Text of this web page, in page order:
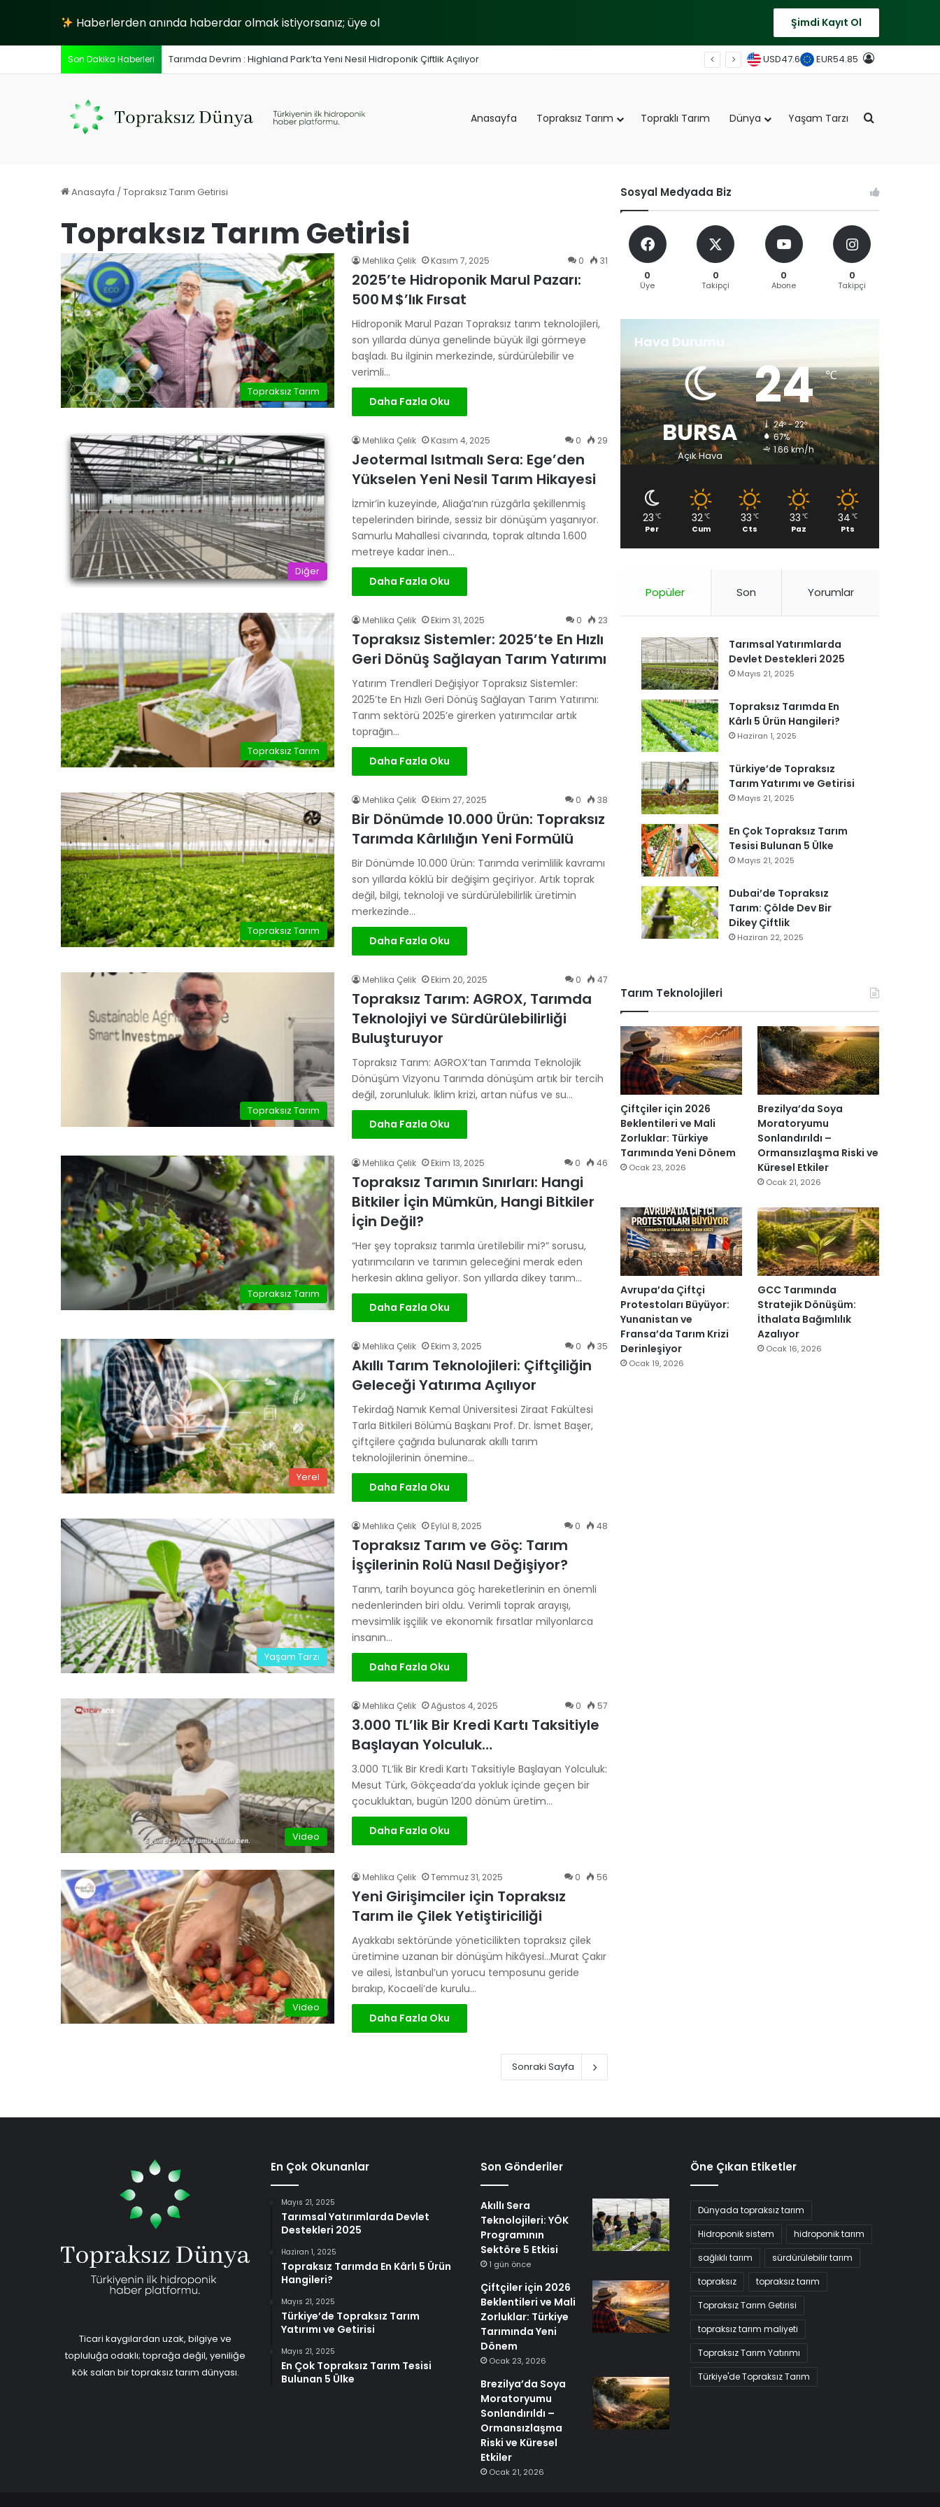
Haberlerden anında haberdar olmak istiyorsanız; üye ol Şimdi Kayıt Ol
Son Dakika Haberleri Tarımda Devrim : Highland Park’ta Yeni Nesil Hidroponik Çiftlik Açılıyor USD47.6 EUR54.85
Anasayfa Topraksız Tarım Topraklı Tarım Dünya Yaşam Tarzı Arama
Anasayfa /Topraksız Tarım Getirisi
Topraksız Tarım Getirisi
Topraksız Tarım
Mehlika Çelik Kasım 7, 2025 0 31
2025’te Hidroponik Marul Pazarı:
500 M $’lık Fırsat
Hidroponik Marul Pazarı Topraksız tarım teknolojileri,
son yıllarda dünya genelinde büyük ilgi görmeye
başladı. Bu ilginin merkezinde, sürdürülebilir ve
verimli…
Daha Fazla Oku
Diğer
Mehlika Çelik Kasım 4, 2025 0 29
Jeotermal Isıtmalı Sera: Ege’den
Yükselen Yeni Nesil Tarım Hikayesi
İzmir’in kuzeyinde, Aliağa’nın rüzgârla şekillenmiş
tepelerinden birinde, sessiz bir dönüşüm yaşanıyor.
Samurlu Mahallesi civarında, toprak altında 1.600
metreye kadar inen…
Daha Fazla Oku
Topraksız Tarım
Mehlika Çelik Ekim 31, 2025 0 23
Topraksız Sistemler: 2025’te En Hızlı
Geri Dönüş Sağlayan Tarım Yatırımı
Yatırım Trendleri Değişiyor Topraksız Sistemler:
2025’te En Hızlı Geri Dönüş Sağlayan Tarım Yatırımı:
Tarım sektörü 2025’e girerken yatırımcılar artık
toprağın…
Daha Fazla Oku
Topraksız Tarım
Mehlika Çelik Ekim 27, 2025 0 38
Bir Dönümde 10.000 Ürün: Topraksız
Tarımda Kârlılığın Yeni Formülü
Bir Dönümde 10.000 Ürün: Tarımda verimlilik kavramı
son yıllarda köklü bir değişim geçiriyor. Artık toprak
değil, bilgi, teknoloji ve sürdürülebilirlik üretimin
merkezinde…
Daha Fazla Oku
Topraksız Tarım
Mehlika Çelik Ekim 20, 2025 0 47
Topraksız Tarım: AGROX, Tarımda
Teknolojiyi ve Sürdürülebilirliği
Buluşturuyor
Topraksız Tarım: AGROX’tan Tarımda Teknolojik
Dönüşüm Vizyonu Tarımda dönüşüm artık bir tercih
değil, zorunluluk. İklim krizi, artan nüfus ve su…
Daha Fazla Oku
Topraksız Tarım
Mehlika Çelik Ekim 13, 2025 0 46
Topraksız Tarımın Sınırları: Hangi
Bitkiler İçin Mümkün, Hangi Bitkiler
İçin Değil?
“Her şey topraksız tarımla üretilebilir mi?” sorusu,
yatırımcıların ve tarımın geleceğini merak eden
herkesin aklına geliyor. Son yıllarda dikey tarım…
Daha Fazla Oku
Yerel
Mehlika Çelik Ekim 3, 2025 0 35
Akıllı Tarım Teknolojileri: Çiftçiliğin
Geleceği Yatırıma Açılıyor
Tekirdağ Namık Kemal Üniversitesi Ziraat Fakültesi
Tarla Bitkileri Bölümü Başkanı Prof. Dr. İsmet Başer,
çiftçilere çağrıda bulunarak akıllı tarım
teknolojilerinin önemine…
Daha Fazla Oku
Yaşam Tarzı
Mehlika Çelik Eylül 8, 2025 0 48
Topraksız Tarım ve Göç: Tarım
İşçilerinin Rolü Nasıl Değişiyor?
Tarım, tarih boyunca göç hareketlerinin en önemli
nedenlerinden biri oldu. Verimli toprak arayışı,
mevsimlik işçilik ve ekonomik fırsatlar milyonlarca
insanın…
Daha Fazla Oku
Video
Mehlika Çelik Ağustos 4, 2025 0 57
3.000 TL’lik Bir Kredi Kartı Taksitiyle
Başlayan Yolculuk…
3.000 TL’lik Bir Kredi Kartı Taksitiyle Başlayan Yolculuk:
Mesut Türk, Gökçeada’da yokluk içinde geçen bir
çocukluktan, bugün 1200 dönüm üretim…
Daha Fazla Oku
Video
Mehlika Çelik Temmuz 31, 2025 0 56
Yeni Girişimciler için Topraksız
Tarım ile Çilek Yetiştiriciliği
Ayakkabı sektöründe yöneticilikten topraksız çilek
üretimine uzanan bir dönüşüm hikâyesi…Murat Çakır
ve ailesi, İstanbul’un yorucu temposunu geride
bırakıp, Kocaeli’de kurulu…
Daha Fazla Oku
Sonraki Sayfa
Sosyal Medyada Biz
0
Üye
0
Takipçi
0
Abone
0
Takipçi
Hava Durumu
BURSA
Açık Hava
24℃
24º - 22º
67%
1.66 km/h
23 ℃
Per
32℃
Cum
33 ℃
Cts
33 ℃
Paz
34 ℃
Pts
Popüler Son Yorumlar
Tarımsal Yatırımlarda
Devlet Destekleri 2025
Mayıs 21, 2025
Topraksız Tarımda En
Kârlı 5 Ürün Hangileri?
Haziran 1, 2025
Türkiye’de Topraksız
Tarım Yatırımı ve Getirisi
Mayıs 21, 2025
En Çok Topraksız Tarım
Tesisi Bulunan 5 Ülke
Mayıs 21, 2025
Dubai’de Topraksız
Tarım: Çölde Dev Bir
Dikey Çiftlik
Haziran 22, 2025
Tarım Teknolojileri
Çiftçiler için 2026
Beklentileri ve Mali
Zorluklar: Türkiye
Tarımında Yeni Dönem
Ocak 23, 2026
Brezilya’da Soya
Moratoryumu
Sonlandırıldı –
Ormansızlaşma Riski ve
Küresel Etkiler
Ocak 21, 2026
Avrupa’da Çiftçi
Protestoları Büyüyor:
Yunanistan ve
Fransa’da Tarım Krizi
Derinleşiyor
Ocak 19, 2026
GCC Tarımında
Stratejik Dönüşüm:
İthalata Bağımlılık
Azalıyor
Ocak 16, 2026
Ticari kaygılardan uzak, bilgiye ve
topluluğa odaklı; toprağa değil, yeniliğe
kök salan bir topraksız tarım dünyası.
En Çok Okunanlar
Mayıs 21, 2025
Tarımsal Yatırımlarda Devlet
Destekleri 2025
Haziran 1, 2025
Topraksız Tarımda En Kârlı 5 Ürün
Hangileri?
Mayıs 21, 2025
Türkiye’de Topraksız Tarım
Yatırımı ve Getirisi
Mayıs 21, 2025
En Çok Topraksız Tarım Tesisi
Bulunan 5 Ülke
Son Gönderiler
Akıllı Sera
Teknolojileri: YÖK
Programının
Sektöre 5 Etkisi
1 gün önce
Çiftçiler için 2026
Beklentileri ve Mali
Zorluklar: Türkiye
Tarımında Yeni
Dönem
Ocak 23, 2026
Brezilya’da Soya
Moratoryumu
Sonlandırıldı –
Ormansızlaşma
Riski ve Küresel
Etkiler
Ocak 21, 2026
Öne Çıkan Etiketler
Dünyada topraksız tarım
Hidroponik sistem
hidroponik tarım
sağlıklı tarım
sürdürülebilir tarım
topraksız
topraksız tarım
Topraksız Tarım Getirisi
topraksız tarım maliyeti
Topraksız Tarım Yatırımı
Türkiye'de Topraksız Tarım